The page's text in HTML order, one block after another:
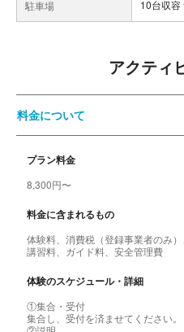
駐車場 10台収容
アクティ
料金について
プラン料金
8,300円〜
料金に含まれるもの
体験料、消費税（登録事業者のみ
講習料、ガイド料、安全管理費
体験のスケジュール・詳細
①集合・受付
集合し、受付を済ませてください。